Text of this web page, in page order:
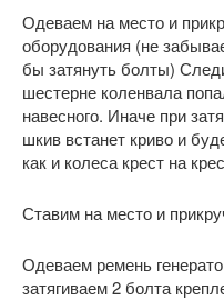
Одеваем на место и
оборудования (не
бы затянуть болты)
шестерне коленвала
навесного. Иначе при
шкив встанет криво и
как и колеса крест на
Ставим на место и
Одеваем ремень
затягиваем 2 болта